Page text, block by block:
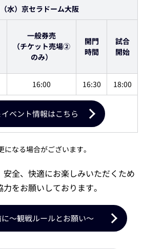
水）京セラドーム大阪
一般券売
（チケット売場②
のみ）
開門
時間
試合
開始
16:00 16:30 18:00
ベント情報はこちら
なる場合がございます。
安全、快適にお楽しみいただくため
をお願いしております。
～観戦ルールとお願い～